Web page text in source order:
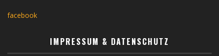
facebook
IMPRESSUM & DATENSCHUTZ